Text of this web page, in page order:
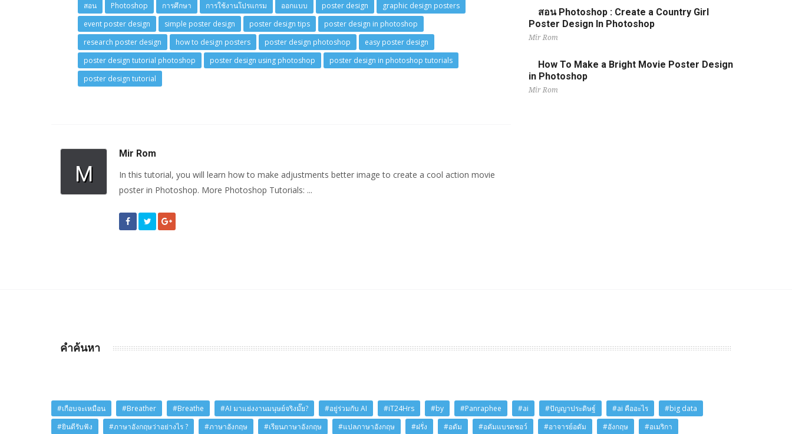
สอน Photoshop การศึกษา การใช้งานโปรแกรม ออกแบบ poster design
graphic design posters
event poster design
simple poster design poster design tips
poster design in photoshop
research poster design
how to design posters poster design photoshop
easy poster design
poster design tutorial photoshop
poster design using photoshop
poster design in photoshop tutorials
poster design tutorial
M
Mir Rom
In this tutorial, you will learn how to make adjustments better image to create a cool action movie
poster in Photoshop. More Photoshop Tutorials: ...
สอน Photoshop : Create a Country Girl
Poster Design In Photoshop
Mir Rom
How To Make a Bright Movie Poster Design
in Photoshop
Mir Rom
คำค้นหา
#เกือบจะเหมือน #Breather #Breathe #AI มาแย่งงานมนุษย์จริงมั๊ย? #อยู่ร่วมกับ AI #iT24Hrs #by #Panraphee #ai #ปัญญาประดิษฐ์ #ai คืออะไร
#big data
#ยินดีรับฟัง
#ภาษาอังกฤษว่าอย่างไร ? #ภาษาอังกฤษ #เรียนภาษาอังกฤษ #แปลภาษาอังกฤษ #ฝรั่ง #อดัม #อดัมแบรดชอว์ #อาจารย์อดัม #อังกฤษ #อเมริกา